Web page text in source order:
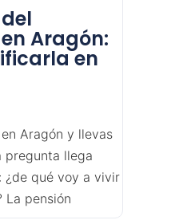
Aragón:
en
Aragón y llevas
pregunta llega
¿de qué voy a vivir
La pensión